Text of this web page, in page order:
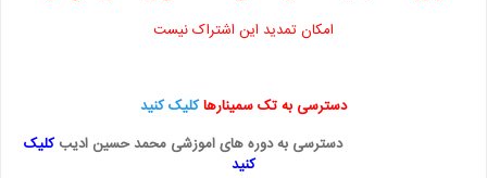
امکان تمدید این اشتراک نیست
دسترسی به تک سمینارهاکلیک کنید
دسترسی به دوره های اموزشی محمد حسین ادیبکلیک
کنید